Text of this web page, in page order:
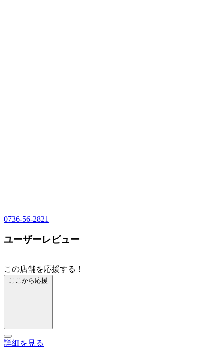
0736-56-2821
ユーザーレビュー
この店舗を応援する！
ここから応援
詳細を見る